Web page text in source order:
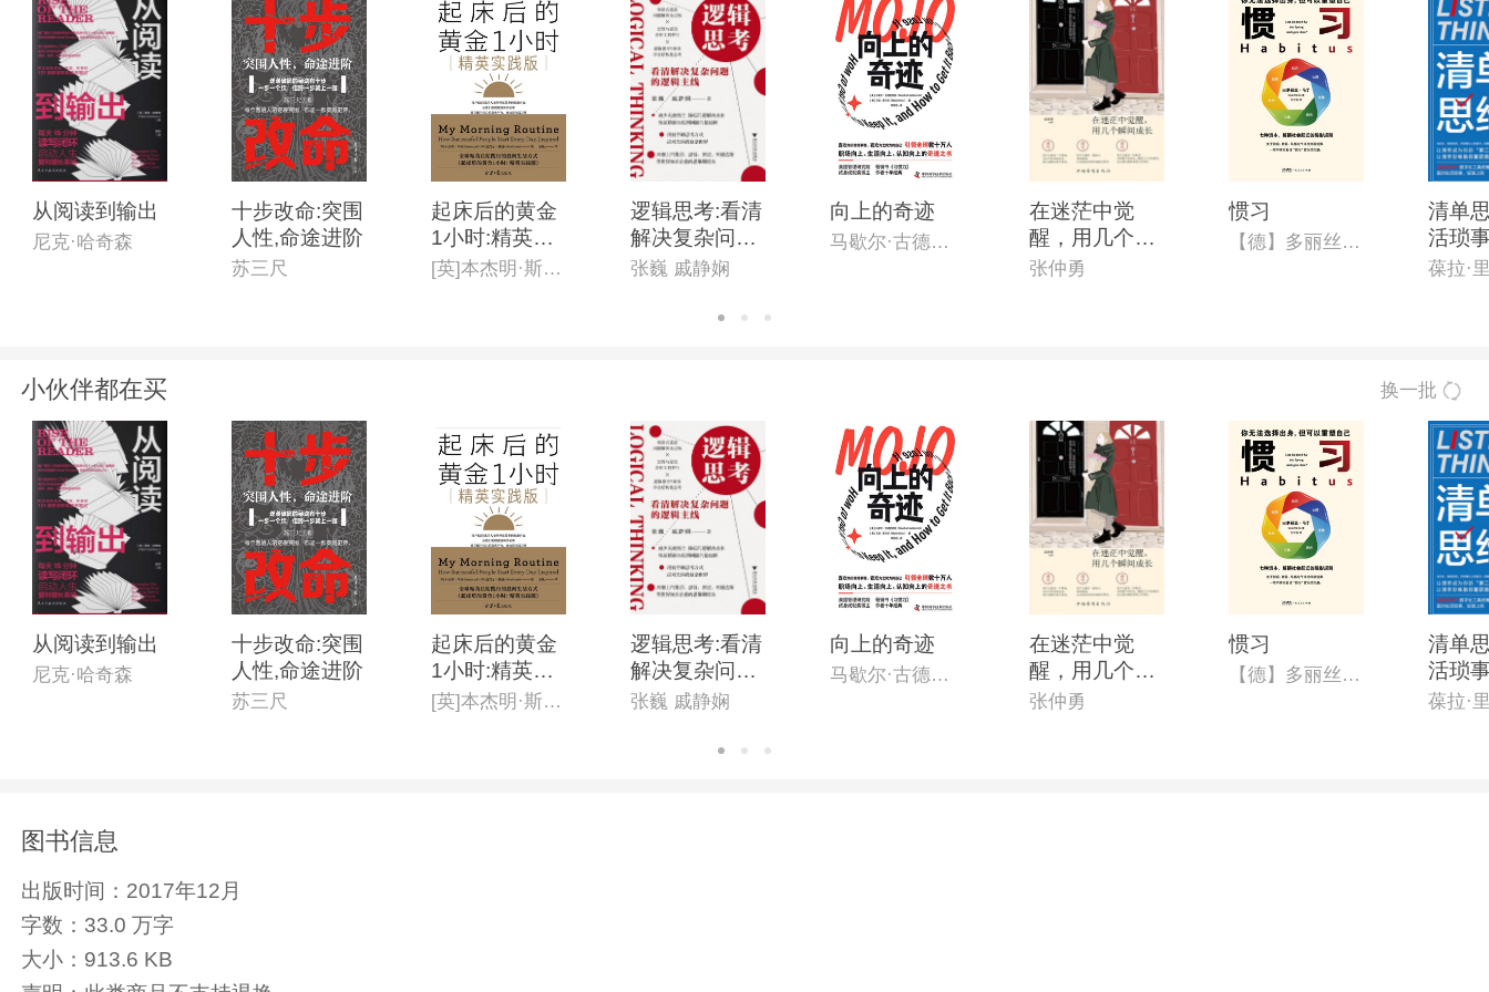
从阅读到输出
尼克·哈奇森
十步改命:突围
人性,命途进阶
苏三尺
起床后的黄金
1小时:精英实
践版
[英]本杰明·斯帕(Benjamin Spall),[德]迈克尔·赞德(Michael Xander)
逻辑思考:看清
解决复杂问题
的逻辑主线
张巍 戚静娴
向上的奇迹
马歇尔·古德史密斯
在迷茫中觉
醒，用几个瞬
间长大
张仲勇
惯习
【德】多丽丝·马丁
清单
活琐
整”的
葆拉·
小伙伴都在买 换一批
从阅读到输出
尼克·哈奇森
十步改命:突围
人性,命途进阶
苏三尺
起床后的黄金
1小时:精英实
践版
[英]本杰明·斯帕(Benjamin Spall),[德]迈克尔·赞德(Michael Xander)
逻辑思考:看清
解决复杂问题
的逻辑主线
张巍 戚静娴
向上的奇迹
马歇尔·古德史密斯
在迷茫中觉
醒，用几个瞬
间长大
张仲勇
惯习
【德】多丽丝·马丁
清单
活琐
整”的
葆拉·
图书信息
出版时间： 2017年12月
字数： 33.0 万字
大小： 913.6 KB